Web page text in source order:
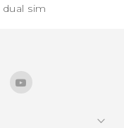
dual sim‎